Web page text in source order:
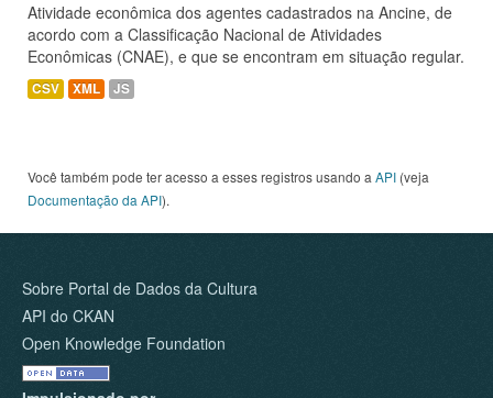
Atividade econômica dos agentes cadastrados na Ancine, de
acordo com a Classificação Nacional de Atividades
Econômicas (CNAE), e que se encontram em situação regular.
CSV XML JS
Você também pode ter acesso a esses registros usando a API (veja
Documentação da API).
Sobre Portal de Dados da Cultura
API do CKAN
Open Knowledge Foundation